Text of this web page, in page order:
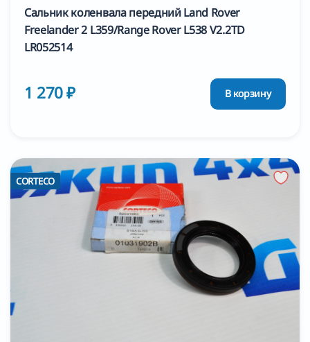
Сальник коленвала передний Land Rover
Freelander 2 L359/Range Rover L538 V2.2TD
LR052514
1 270 ₽ В корзину
CORTECO